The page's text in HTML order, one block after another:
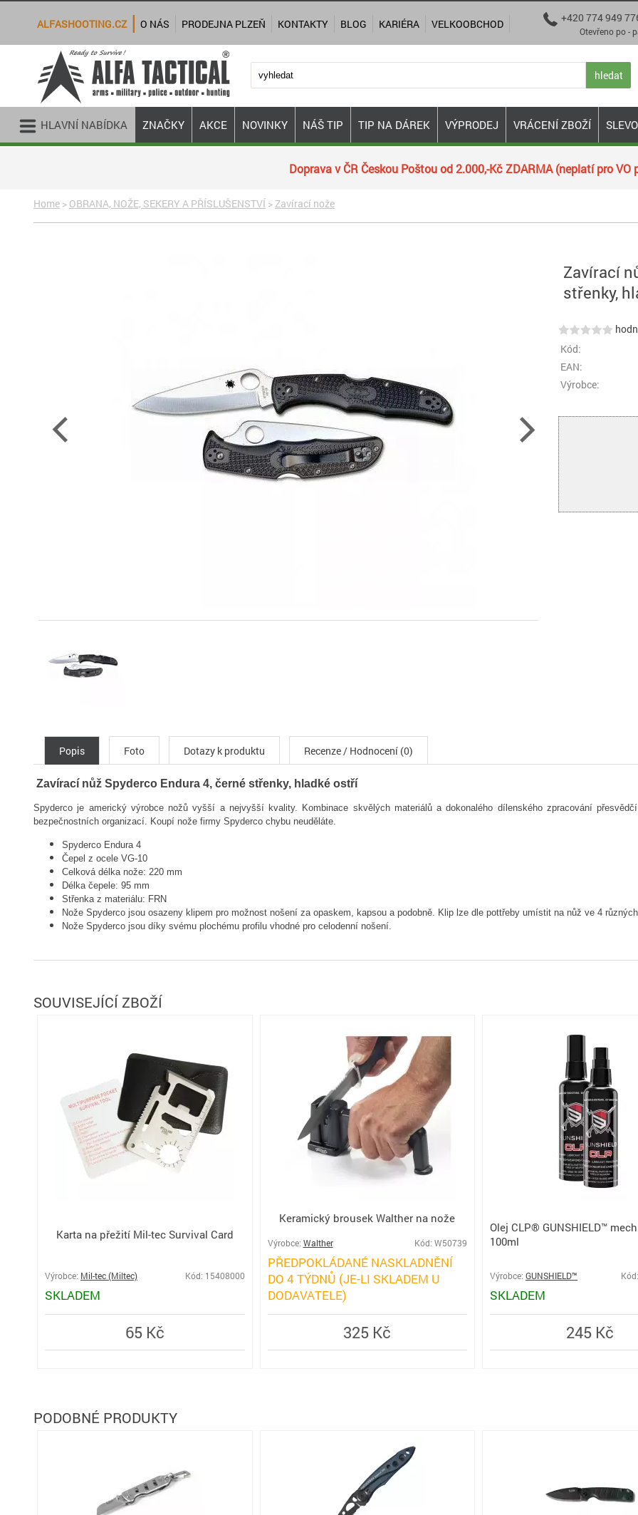
Doprava v ČR Českou Poštou od 2.000,-Kč ZDARMA (neplatí pro VO
Home > OBRANA, NOŽE, SEKERY A PŘÍSLUŠENSTVÍ > Zavírací nože
Zavírací
střenky,
Kód:
EAN:
Výrobce:
Popis Foto Dotazy k produktu Recenze / Hodnocení (0)
Zavírací nůž Spyderco Endura 4, černé střenky, hladké ostří
Spyderco je americký výrobce nožů vyšší a nejvyšší kvality. Kombinace skvělých materiálů a dokonalého dílenského zpracování
bezpečnostních organizací. Koupí nože firmy Spyderco chybu neuděláte.
Spyderco Endura 4
Čepel z ocele VG-10
Celková délka nože: 220 mm
Délka čepele: 95 mm
Střenka z materiálu: FRN
Nože Spyderco jsou osazeny klipem pro možnost nošení za opaskem, kapsou a podobně. Klip lze dle pottřeby umístit na nůž ve 4
Nože Spyderco jsou díky svému plochému profilu vhodné pro celodenní nošení.
SOUVISEJÍCÍ ZBOŽÍ
Karta na přežití Mil-tec Survival Card
Výrobce: Mil-tec (Miltec) Kód: 15408000
SKLADEM
65 Kč
Keramický brousek Walther na nože
Výrobce: Walther Kód: W50739
PŘEDPOKLÁDANÉ NASKLADNĚNÍ
DO 4 TÝDNŮ (JE-LI SKLADEM U
DODAVATELE)
325 Kč
Olej CLP® GUNSHIELD™
100ml
Výrobce: GUNSHIELD™
SKLADEM
245 Kč
PODOBNÉ PRODUKTY
HLAVNÍ NABÍDKA ZNAČKY AKCE NOVINKY NÁŠ TIP TIP NA DÁREK VÝPRODEJ VRÁCENÍ ZBOŽÍ
hledat
ALFASHOOTING.CZ O NÁS PRODEJNA PLZEŇ KONTAKTY BLOG KARIÉRA VELKOOBCHOD  +420 774 949
Otevřeno po - pá